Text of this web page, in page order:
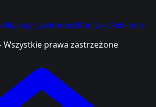
prywatności Kontakt Reklama
prawa zastrzeżone